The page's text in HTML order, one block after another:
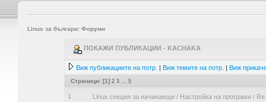
Linux за българи: Форуми
ПОКАЖИ ПУБЛИКАЦИИ - KACHAKA
Виж публикациите на потр. | Виж темите на потр. | Виж
Страници: [1] 2 3 5
1 Linux секция за начинаещи/ Настройка на програми/